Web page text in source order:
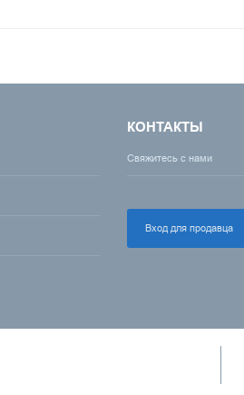
КОНТАКТЫ
Свяжитесь с нами
Вход для продавца